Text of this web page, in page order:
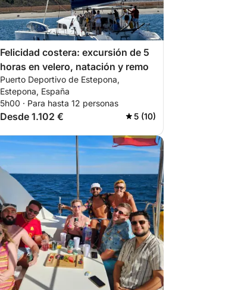
Felicidad costera: excursión de 5
horas en velero, natación y remo
Puerto Deportivo de Estepona,
Estepona, España
5h00 · Para hasta 12 personas
Desde 1.102 € 5 (10)